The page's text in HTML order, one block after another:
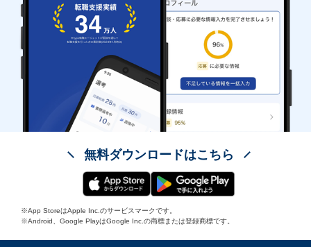
無料ダウンロードはこちら
※App StoreはApple Inc.のサービスマークです。
※Android、Google PlayはGoogle Inc.の商標または登録商標です。